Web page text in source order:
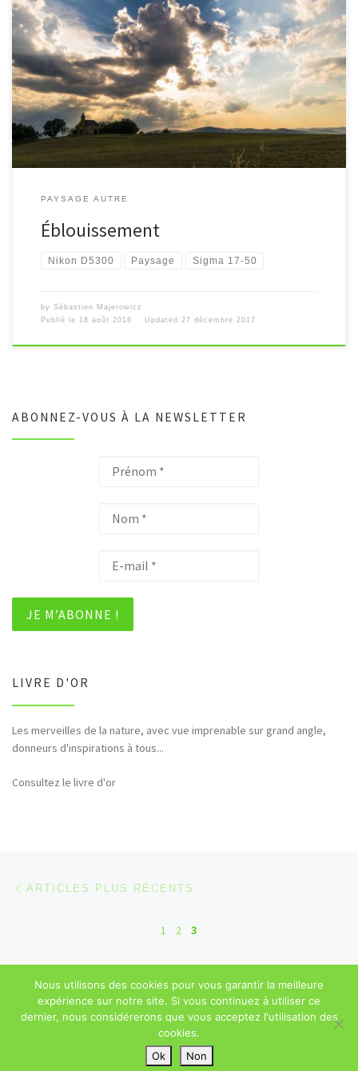
[…]
PAYSAGE AUTRE
Éblouissement
Nikon D5300 Paysage Sigma 17-50
by Sébastien Majerowicz
Publié le 18 août 2016 Updated 27 décembre 2017
ABONNEZ-VOUS À LA NEWSLETTER
LIVRE D'OR
Les merveilles de la nature, avec vue imprenable sur grand angle,
donneurs d'inspirations à tous...
Consultez le livre d'or
Navigation dans les articles
ARTICLES PLUS RÉCENTS
1 2 3
© 2026 Sébastien Majerowicz – Mentions légales – Tous droits
réservés
Nous utilisons des cookies pour vous garantir la meilleure
expérience sur notre site. Si vous continuez à utiliser ce
dernier, nous considérerons que vous acceptez l'utilisation des
cookies.
Ok
Non